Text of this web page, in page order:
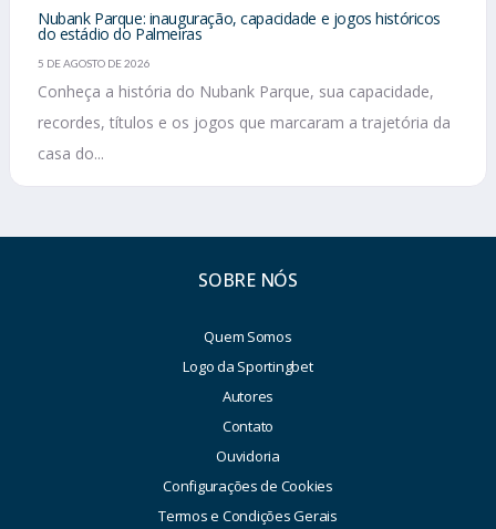
Nubank Parque: inauguração, capacidade e jogos históricos
do estádio do Palmeiras
5 DE AGOSTO DE 2026
Conheça a história do Nubank Parque, sua capacidade,
recordes, títulos e os jogos que marcaram a trajetória da
casa do...
SOBRE NÓS
Quem Somos
Logo da Sportingbet
Autores
Contato
Ouvidoria
Configurações de Cookies
Termos e Condições Gerais